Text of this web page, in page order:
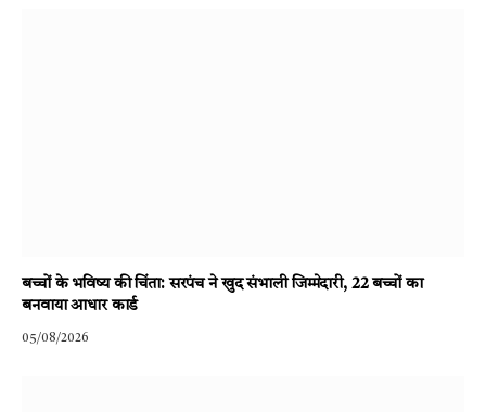
बच्चों के भविष्य की चिंता: सरपंच ने खुद संभाली जिम्मेदारी, 22 बच्चों का
बनवाया आधार कार्ड
05/08/2026